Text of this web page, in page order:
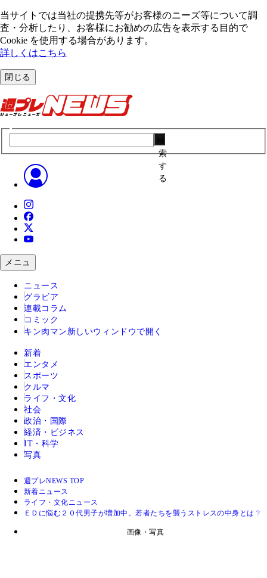
当サイトでは当社の提携先等がお客様のニーズ等について調
査・分析したり、お客様にお勧めの広告を表⽰する⽬的で
Cookie を使⽤する場合があります。
詳しくはこちら
閉じる
索
す
る
メニュ
ニュース
グラビア
連載コラム
コミック
キン肉マン 新しいウィンドウで開く
新着
エンタメ
スポーツ
クルマ
ライフ・文化
社会
政治・国際
経済・ビジネス
IT・科学
写真
週プレNEWS TOP
新着ニュース
ライフ・文化ニュース
ＥＤに悩む２０代男子が増加中。若者たちを襲うストレスの中身とは？
画像・写真